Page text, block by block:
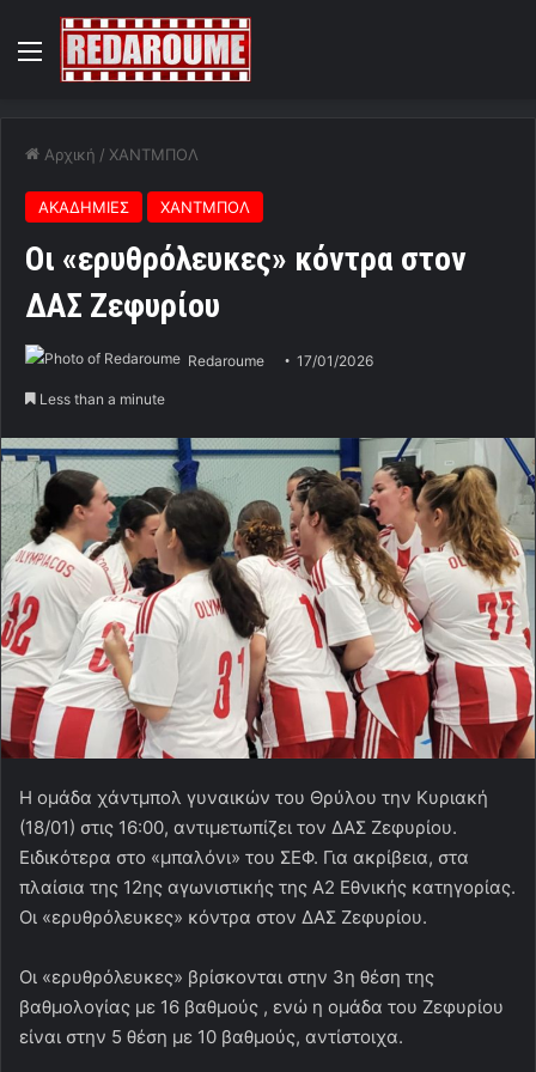
Menu
Αρχική / ΧΑΝΤΜΠΟΛ
ΑΚΑΔΗΜΙΕΣ ΧΑΝΤΜΠΟΛ
Οι «ερυθρόλευκες» κόντρα στον
ΔΑΣ Ζεφυρίου
Redaroume 17/01/2026
Less than a minute
Η ομάδα χάντμπολ γυναικών του Θρύλου την Κυριακή
(18/01) στις 16:00, αντιμετωπίζει τον ΔΑΣ Ζεφυρίου.
Ειδικότερα στο «μπαλόνι» του ΣΕΦ. Για ακρίβεια, στα
πλαίσια της 12ης αγωνιστικής της Α2 Εθνικής κατηγορίας.
Οι «ερυθρόλευκες» κόντρα στον ΔΑΣ Ζεφυρίου.
Οι «ερυθρόλευκες» βρίσκονται στην 3η θέση της
βαθμολογίας με 16 βαθμούς , ενώ η ομάδα του Ζεφυρίου
είναι στην 5 θέση με 10 βαθμούς, αντίστοιχα.